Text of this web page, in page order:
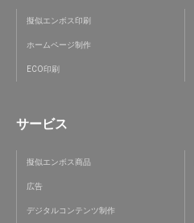
擬似エンボス印刷
ホームページ制作
ECO印刷
サービス
擬似エンボス商品
広告
デジタルコンテンツ制作